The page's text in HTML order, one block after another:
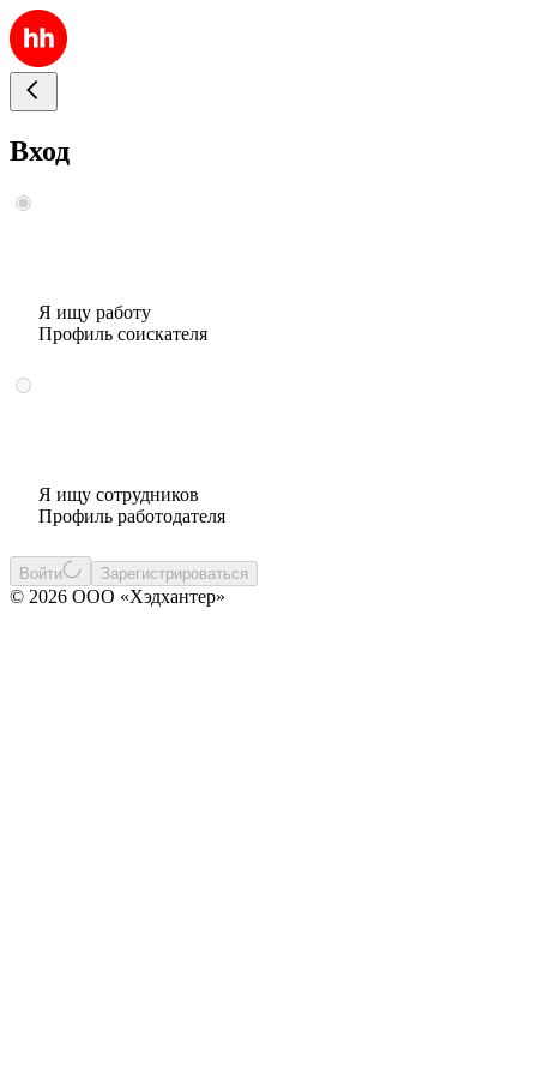
Вход
Я ищу работу
Профиль соискателя
Я ищу сотрудников
Профиль работодателя
Войти Зарегистрироваться
© 2026 ООО «Хэдхантер»